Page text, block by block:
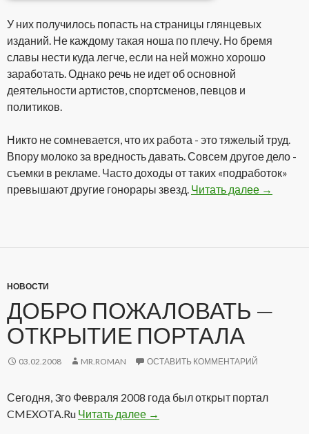
У них получилось попасть на страницы глянцевых
изданий. Не каждому такая ноша по плечу. Но бремя
славы нести куда легче, если на ней можно хорошо
заработать. Однако речь не идет об основной
деятельности артистов, спортсменов, певцов и
политиков.
Никто не сомневается, что их работа - это тяжелый труд.
Впору молоко за вредность давать. Совсем другое дело -
съемки в рекламе. Часто доходы от таких «подработок»
превышают другие гонорары звезд. Читать далее →
НОВОСТИ
ДОБРО ПОЖАЛОВАТЬ —
ОТКРЫТИЕ ПОРТАЛА
03.02.2008 MR.ROMAN ОСТАВИТЬ КОММЕНТАРИЙ
Сегодня, 3го Февраля 2008 года был открыт портал
CMEXOTA.Ru Читать далее Добро пожаловать — Открытие
→